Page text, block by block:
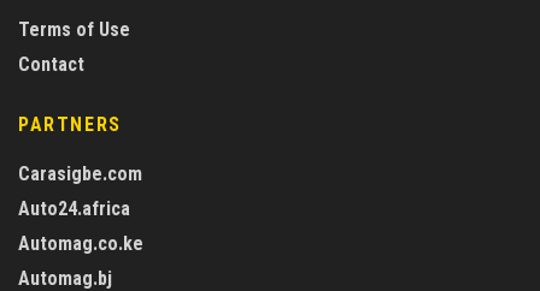
Terms of Use
Contact
PARTNERS
Carasigbe.com
Auto24.africa
Automag.co.ke
Automag.bj